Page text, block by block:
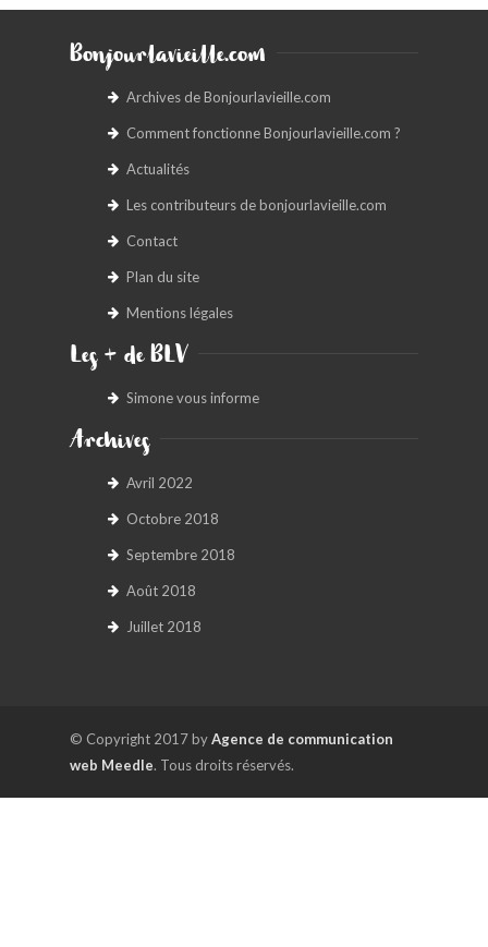
Bonjourlavieille.com
Archives de Bonjourlavieille.com
Comment fonctionne Bonjourlavieille.com ?
Actualités
Les contributeurs de bonjourlavieille.com
Contact
Plan du site
Mentions légales
Les + de BLV
Simone vous informe
Archives
Avril 2022
Octobre 2018
Septembre 2018
Août 2018
Juillet 2018
© Copyright 2017 byAgence de communication
web Meedle. Tous droits réservés.